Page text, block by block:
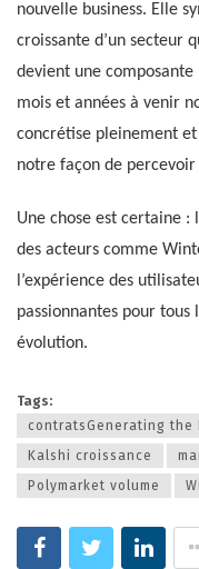
nouvelle business. Elle
croissante d’un secteur
devient une
mois et années à venir
concrétise pleinement
notre façon de
Une chose est certaine
des acteurs comme
l’expérience des
passionnantes pour
évolution.
Tags:
contratsGenerating the
Kalshi croissance
Polymarket volume